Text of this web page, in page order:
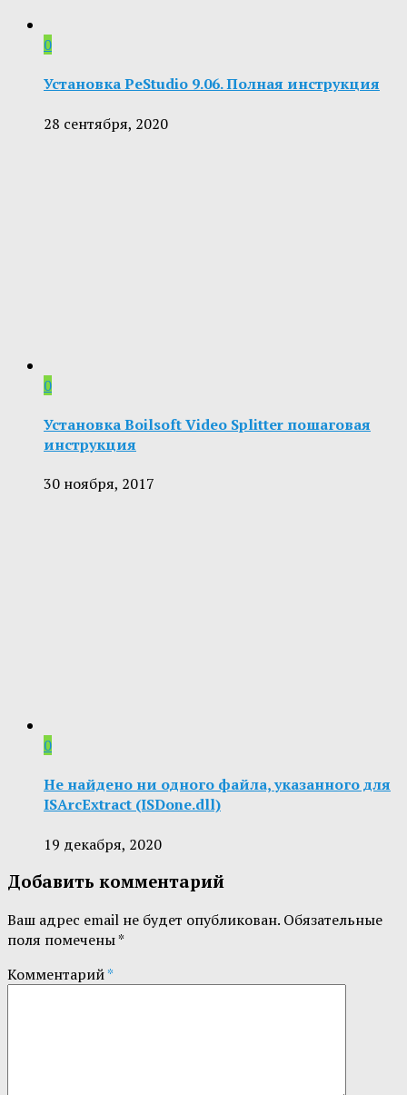
0
Установка PeStudio 9.06. Полная инструкция
28 сентября, 2020
0
Установка Boilsoft Video Splitter пошаговая
инструкция
30 ноября, 2017
0
Не найдено ни одного файла, указанного для
ISArcExtract (ISDone.dll)
19 декабря, 2020
Добавить комментарий
Ваш адрес email не будет опубликован. Обязательные
поля помечены*
Комментарий*